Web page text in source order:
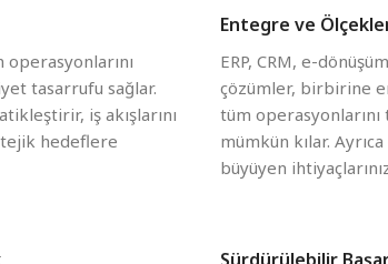
tasarrufu sağlar.
iş akışlarını
hedeflere
Entegre ve
ERP, CRM, e-
çözümler, birbirine
tüm
mümkün kılar.
büyüyen